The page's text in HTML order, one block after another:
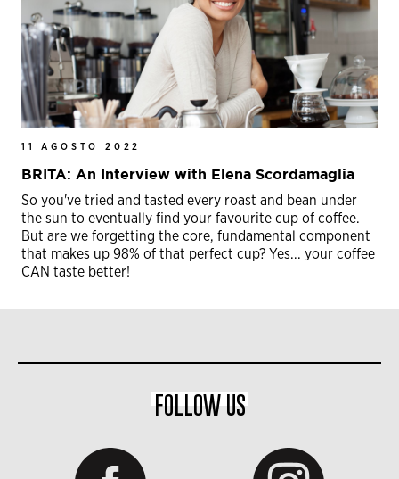
11 AGOSTO 2022
BRITA: An Interview with Elena Scordamaglia
So you've tried and tasted every roast and bean under
the sun to eventually find your favourite cup of coffee.
But are we forgetting the core, fundamental component
that makes up 98% of that perfect cup? Yes... your coffee
CAN taste better!
FOLLOW US